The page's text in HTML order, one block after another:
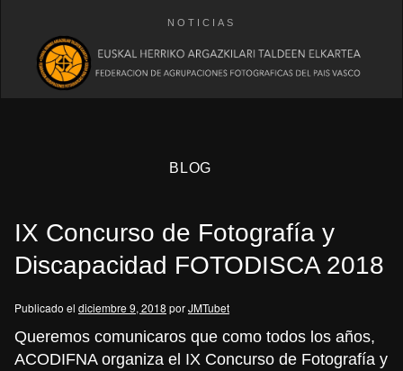
NOTICIAS
BLOG
IX Concurso de Fotografía y
Discapacidad FOTODISCA 2018
Publicado el diciembre 9, 2018 porJMTubet
Queremos comunicaros que como todos los años,
ACODIFNA organiza el IX Concurso de Fotografía y